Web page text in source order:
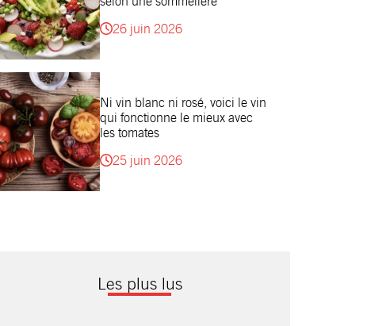
26 juin 2026
Ni vin blanc ni rosé, voici le vin
qui fonctionne le mieux avec
les tomates
25 juin 2026
Les plus lus